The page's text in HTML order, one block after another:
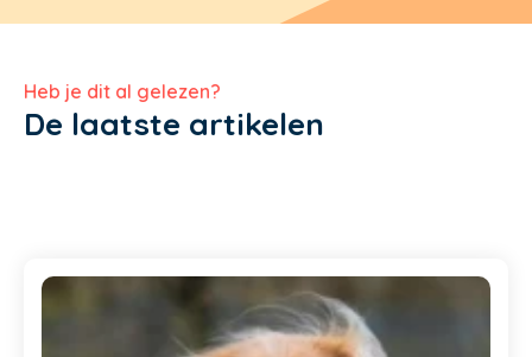
Heb je dit al gelezen?
De laatste artikelen